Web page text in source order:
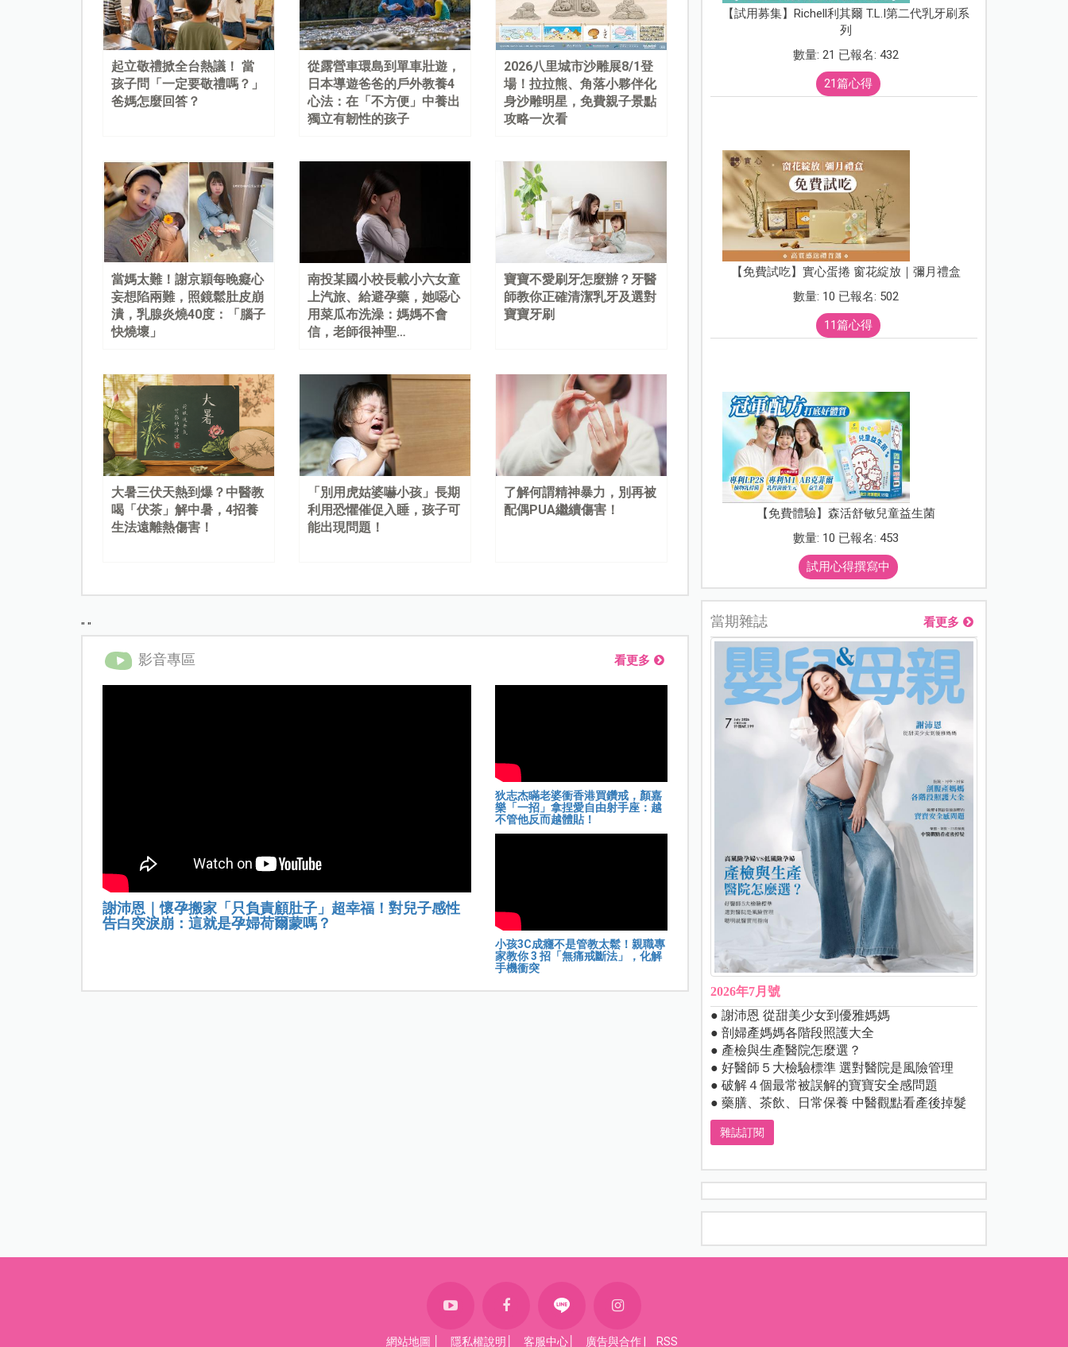
起立敬禮掀全台熱議！ 當
孩子問「一定要敬禮嗎？」
爸媽怎麼回答？
從露營車環島到單車壯遊，
日本導遊爸爸的戶外教養4
心法：在「不方便」中養出
獨立有韌性的孩子
2026八里城市沙雕展8/1登
場！拉拉熊、角落小夥伴化
身沙雕明星，免費親子景點
攻略一次看
當媽太難！謝京穎每晚癡心
妄想陷兩難，照鏡鬆肚皮崩
潰，乳腺炎燒40度：「腦子
快燒壞」
南投某國小校長載小六女童
上汽旅、給避孕藥，她噁心
用菜瓜布洗澡：媽媽不會
信，老師很神聖…
寶寶不愛刷牙怎麼辦？牙醫
師教你正確清潔乳牙及選對
寶寶牙刷
大暑三伏天熱到爆？中醫教
喝「伏茶」解中暑，4招養
生法遠離熱傷害！
「別用虎姑婆嚇小孩」長期
利用恐懼催促入睡，孩子可
能出現問題！
了解何謂精神暴力，別再被
配偶PUA繼續傷害！
" "
影音專區 看更多
謝沛恩｜懷孕搬家「只負責顧肚子」超幸福！對兒子感性
告白突淚崩：這就是孕婦荷爾蒙嗎？
狄志杰瞞老婆衝香港買鑽戒，顏嘉
樂「一招」拿捏愛自由射手座：越
不管他反而越體貼！
小孩3C成癮不是管教太鬆！親職專
家教你 3 招「無痛戒斷法」，化解
手機衝突
【試用募集】Richell利其爾 T.L.I第二代乳牙刷系
列
數量: 21 已報名: 432
21篇心得
【免費試吃】實心蛋捲 窗花綻放｜彌月禮盒
數量: 10 已報名: 502
11篇心得
【免費體驗】森活舒敏兒童益生菌
數量: 10 已報名: 453
試用心得撰寫中
當期雜誌 看更多
2026年7月號
● 謝沛恩 從甜美少女到優雅媽媽
● 剖婦產媽媽各階段照護大全
● 產檢與生產醫院怎麼選？
● 好醫師５大檢驗標準 選對醫院是風險管理
● 破解４個最常被誤解的寶寶安全感問題
● 藥膳、茶飲、日常保養 中醫觀點看產後掉髮
雜誌訂閱
網站地圖 隱私權說明 客服中心 廣告與合作 RSS